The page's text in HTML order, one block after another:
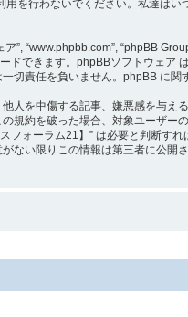
用を行わないでください。私達は
”, “www.phpbb.com”, “phpBB
ドできます。phpBBソフトウェア
切責任を負いません。phpBB に関
人を中傷する記事、嫌悪感を与
規約を破った場合、対象ユーザ
フォーラム21】” は必要と判断
ない限りこの情報は第三者に公